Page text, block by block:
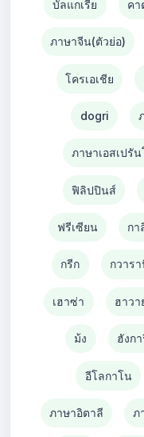
บัลแกเรีย ค
ภาษาจีน(ตัวย่อ)
โครเอเชีย
dogri
ภาษาเอสเปรัน
ฟิลิปปินส์
ฟรีเซียน กา
กรีก กวาร
เฮาซ่า ฮาวา
ม้ง ฮังกา
อีโลกาโน
ภาษาอิตาลี ภ